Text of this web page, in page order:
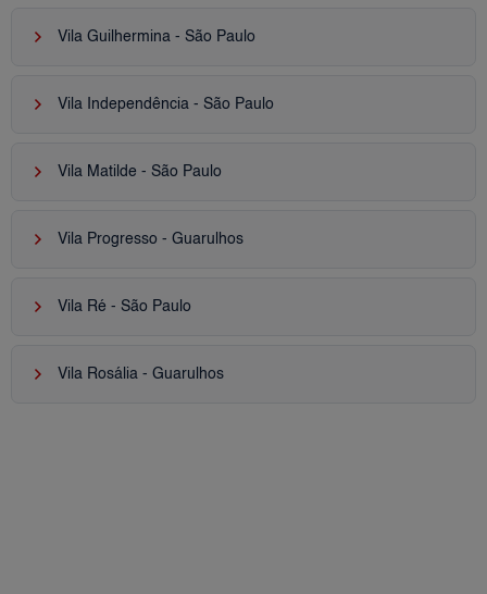
keyboard_arrow_right Vila Guilhermina - São Paulo
keyboard_arrow_right Vila Independência - São Paulo
keyboard_arrow_right Vila Matilde - São Paulo
keyboard_arrow_right Vila Progresso - Guarulhos
keyboard_arrow_right Vila Ré - São Paulo
keyboard_arrow_right Vila Rosália - Guarulhos